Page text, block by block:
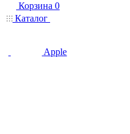
Корзина 0
Каталог
Apple